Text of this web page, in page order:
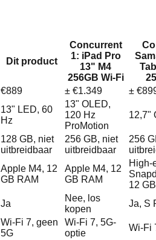
Dit product
Concurrent
1: iPad Pro
13" M4
256GB Wi‑Fi
€889 ± €1.349 ±
13" LED, 60
Hz
13" OLED,
120 Hz
ProMotion
12,7"
128 GB, niet
uitbreidbaar
256 GB, niet
uitbreidbaar
256
Apple M4, 12
GB RAM
Apple M4, 12
GB RAM
High-
12
Ja
Nee, los
kopen
Ja, S
Wi‑Fi 7, geen
5G
Wi‑Fi 7, 5G-
optie
Wi‑Fi